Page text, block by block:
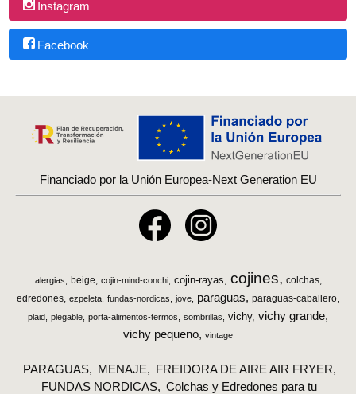
Instagram
Facebook
Financiado por la Unión Europea-Next Generation EU
alergias beige cojin-mind-conchi cojin-rayas cojines
colchas
edredones ezpeleta fundas-nordicas jove paraguas paraguas-caballero
plaid plegable porta-alimentos-termos sombrillas vichy vichy grande
vichy pequeno
vintage
PARAGUAS MENAJE
FREIDORA DE AIRE AIR FRYER
FUNDAS NORDICAS
Colchas y Edredones para tu